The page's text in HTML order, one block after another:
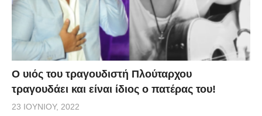
O υιός του τραγουδιστή Πλούταρχου
τραγουδάει και είναι ίδιος ο πατέρας του!
23 ΙΟΥΝΊΟΥ, 2022